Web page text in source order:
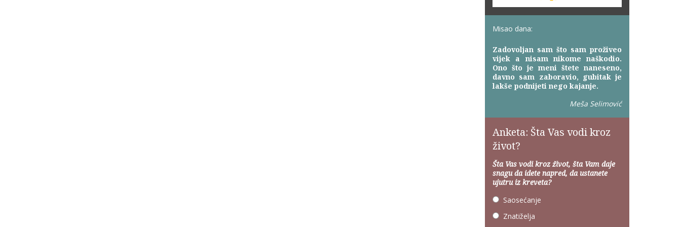
Misao dana:
Zadovoljan sam što sam proživeo
vijek a nisam nikome naškodio.
Ono što je meni štete naneseno,
davno sam zaboravio, gubitak je
lakše podnijeti nego kajanje.
Meša Selimović
Anketa: Šta Vas vodi kroz
život?
Šta Vas vodi kroz život, šta Vam daje
snagu da idete napred, da ustanete
ujutru iz kreveta?
Saosećanje
Znatiželja